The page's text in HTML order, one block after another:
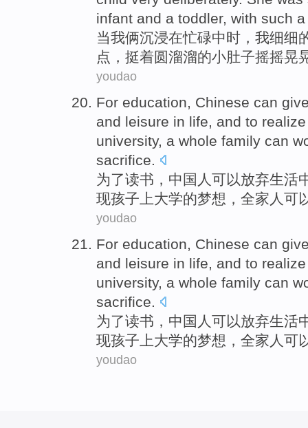
infant and a toddler, with such
当我俩沉浸在忙碌中时， 我细细
点 ，挺着圆溜溜的小肚子摇摇晃
youdao
For education, Chinese can
and leisure in life, and to realize
university, a whole family can
sacrifice.
为了读书 ， 中国人 可以放弃生活
现孩子 上大学的梦想 ， 全家人 可
youdao
For education, Chinese can
and leisure in life, and to realize
university, a whole family can
sacrifice.
为了读书 ， 中国人 可以放弃生活
现孩子 上大学的梦想 ， 全家人 可
youdao